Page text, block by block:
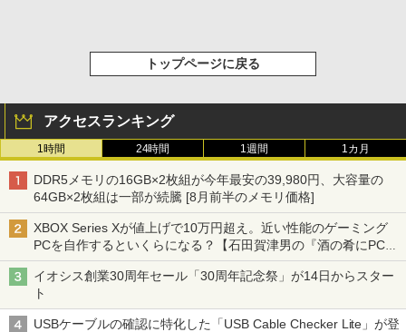
トップページに戻る
アクセスランキング
1時間 24時間 1週間 1カ月
DDR5メモリの16GB×2枚組が今年最安の39,980円、大容量の
64GB×2枚組は一部が続騰 [8月前半のメモリ価格]
XBOX Series Xが値上げで10万円超え。近い性能のゲーミング
PCを自作するといくらになる？【石田賀津男の『酒の肴にPCゲ
ーム』】
イオシス創業30周年セール「30周年記念祭」が14日からスター
ト
USBケーブルの確認に特化した「USB Cable Checker Lite」が登